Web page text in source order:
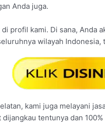
Anda juga.
profil kami. Di sana, Anda
wilayah Indonesia,
kami juga melayani
tentunya dan